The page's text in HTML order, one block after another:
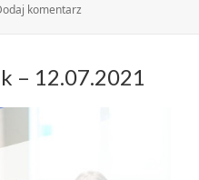
komentarz
– 12.07.2021